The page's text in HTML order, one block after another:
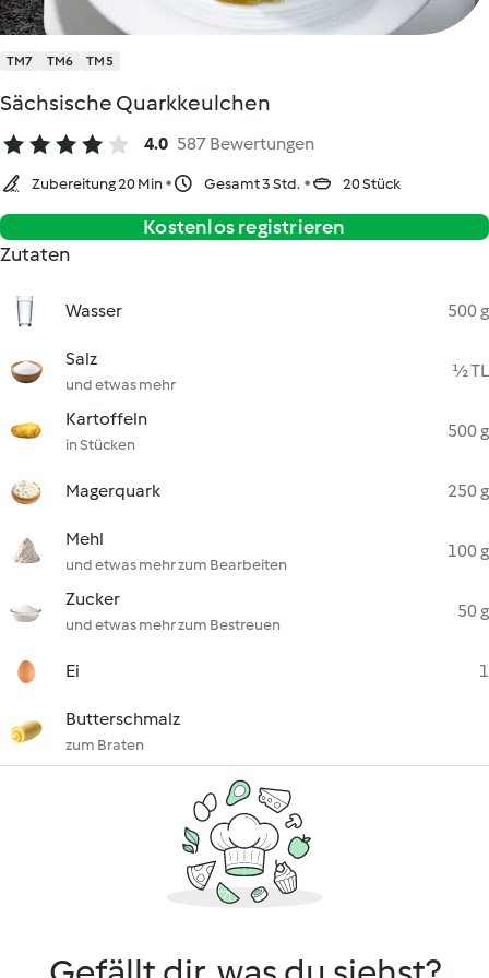
TM7 TM6 TM5
Sächsische Quarkkeulchen
4.0 587 Bewertungen
Zubereitung 20 Min Gesamt 3 Std. 20 Stück
Kostenlos registrieren
Zutaten
Wasser 500 g
Salz
und etwas mehr
½ TL
Kartoffeln
in Stücken
500 g
Magerquark 250 g
Mehl
und etwas mehr zum Bearbeiten
100 g
Zucker
und etwas mehr zum Bestreuen
50 g
Ei 1
Butterschmalz
zum Braten